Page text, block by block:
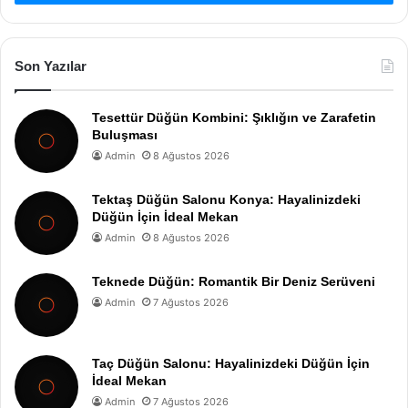
Son Yazılar
Tesettür Düğün Kombini: Şıklığın ve Zarafetin
Buluşması
Admin 8 Ağustos 2026
Tektaş Düğün Salonu Konya: Hayalinizdeki
Düğün İçin İdeal Mekan
Admin 8 Ağustos 2026
Teknede Düğün: Romantik Bir Deniz Serüveni
Admin 7 Ağustos 2026
Taç Düğün Salonu: Hayalinizdeki Düğün İçin
İdeal Mekan
Admin 7 Ağustos 2026